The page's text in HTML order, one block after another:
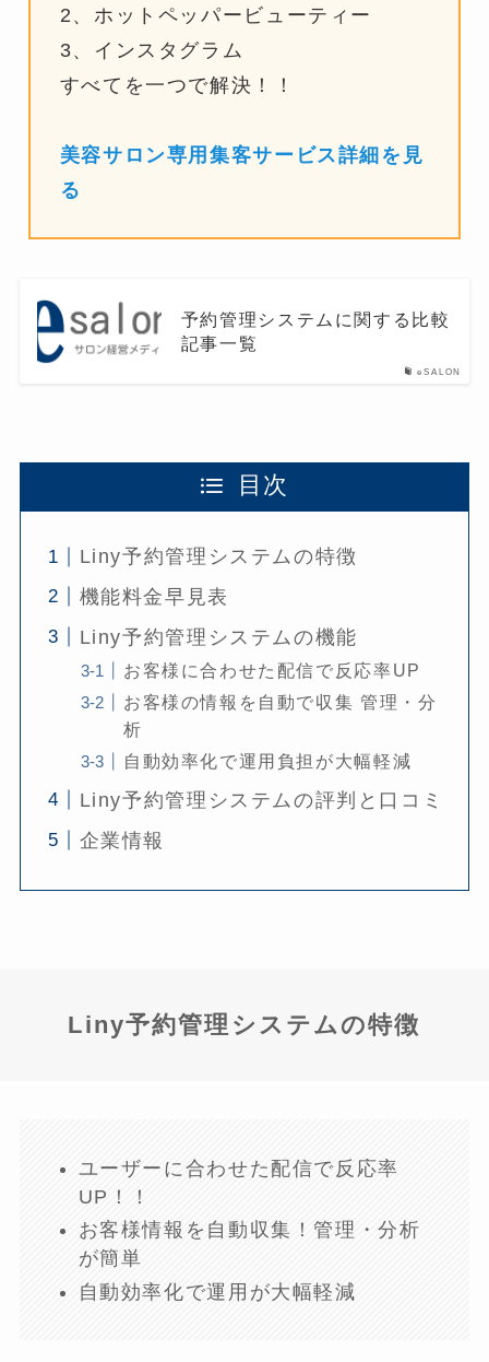
2、ホットペッパービューティー
3、インスタグラム
すべてを一つで解決！！
美容サロン専用集客サービス詳細を見
る
eSALON
予約管理システムに関する比較
記事一覧
目次
Liny予約管理システムの特徴
機能料金早見表
Liny予約管理システムの機能
お客様に合わせた配信で反応率UP
お客様の情報を自動で収集 管理・分
析
自動効率化で運用負担が大幅軽減
Liny予約管理システムの評判と口コミ
企業情報
Liny予約管理システムの特徴
ユーザーに合わせた配信で反応率
UP！！
お客様情報を自動収集！管理・分析
が簡単
自動効率化で運用が大幅軽減